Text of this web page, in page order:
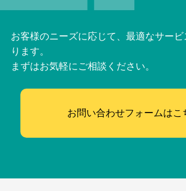
お客様のニーズに応じて、最適なサー
ります。
まずはお気軽にご相談ください。
お問い合わせフォームはこ